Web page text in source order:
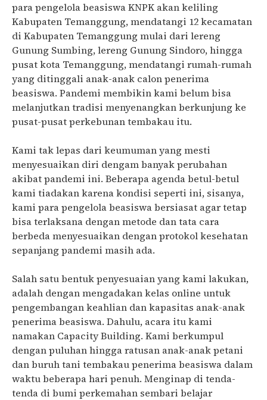
para pengelola beasiswa KNPK akan keliling
Kabupaten Temanggung, mendatangi 12 kecamatan
di Kabupaten Temanggung mulai dari lereng
Gunung Sumbing, lereng Gunung Sindoro, hingga
pusat kota Temanggung, mendatangi rumah-rumah
yang ditinggali anak-anak calon penerima
beasiswa. Pandemi membikin kami belum bisa
melanjutkan tradisi menyenangkan berkunjung ke
pusat-pusat perkebunan tembakau itu.
Kami tak lepas dari keumuman yang mesti
menyesuaikan diri dengam banyak perubahan
akibat pandemi ini. Beberapa agenda betul-betul
kami tiadakan karena kondisi seperti ini, sisanya,
kami para pengelola beasiswa bersiasat agar tetap
bisa terlaksana dengan metode dan tata cara
berbeda menyesuaikan dengan protokol kesehatan
sepanjang pandemi masih ada.
Salah satu bentuk penyesuaian yang kami lakukan,
adalah dengan mengadakan kelas online untuk
pengembangan keahlian dan kapasitas anak-anak
penerima beasiswa. Dahulu, acara itu kami
namakan Capacity Building. Kami berkumpul
dengan puluhan hingga ratusan anak-anak petani
dan buruh tani tembakau penerima beasiswa dalam
waktu beberapa hari penuh. Menginap di tenda-
tenda di bumi perkemahan sembari belajar